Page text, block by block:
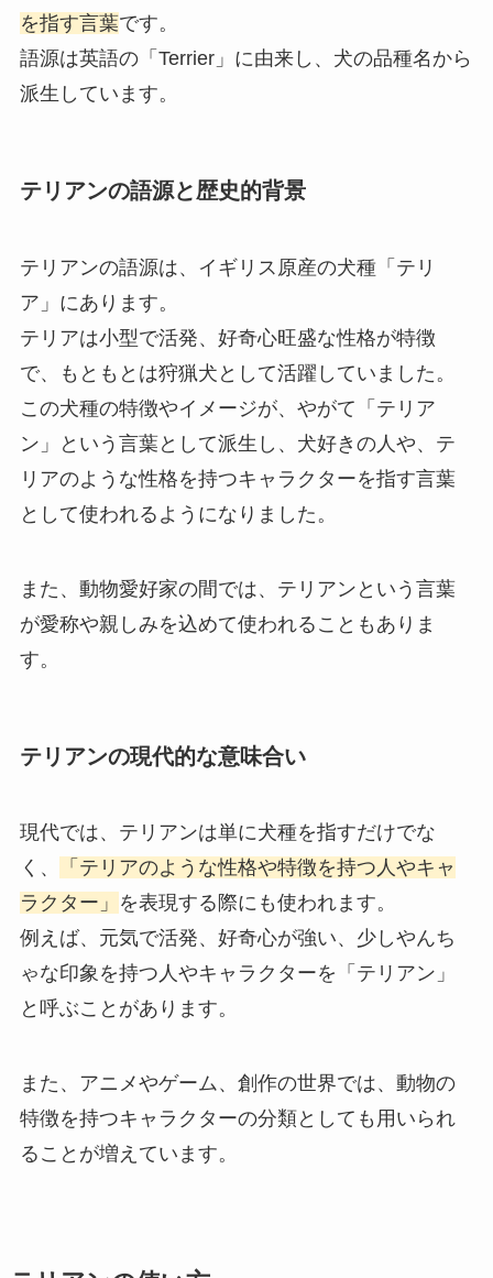
を指す言葉です。
語源は英語の「Terrier」に由来し、犬の品種名から
派生しています。
テリアンの語源と歴史的背景
テリアンの語源は、イギリス原産の犬種「テリ
ア」にあります。
テリアは小型で活発、好奇心旺盛な性格が特徴
で、もともとは狩猟犬として活躍していました。
この犬種の特徴やイメージが、やがて「テリア
ン」という言葉として派生し、犬好きの人や、テ
リアのような性格を持つキャラクターを指す言葉
として使われるようになりました。
また、動物愛好家の間では、テリアンという言葉
が愛称や親しみを込めて使われることもありま
す。
テリアンの現代的な意味合い
現代では、テリアンは単に犬種を指すだけでな
く、
「テリアのような性格や特徴を持つ人やキャ
ラクター」 を表現する際にも使われます。
例えば、元気で活発、好奇心が強い、少しやんち
ゃな印象を持つ人やキャラクターを「テリアン」
と呼ぶことがあります。
また、アニメやゲーム、創作の世界では、動物の
特徴を持つキャラクターの分類としても用いられ
ることが増えています。